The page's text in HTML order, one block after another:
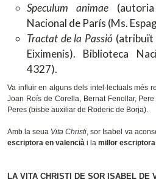
Speculum animae
Nacional de París (Ms.
Tractat de la Passió (atribuït
Eiximenis). Biblioteca
4327).
Va influir en alguns dels intel·lectuals més
Joan Roís de Corella, Bernat Fenollar,
Peres (bisbe auxiliar de Roderic de Borja).
Amb la seua Vita Christi, sor Isabel va
escriptora en valencià i la millor escriptora
LA VITA CHRISTI DE SOR ISABEL DE